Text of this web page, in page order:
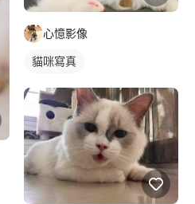
心憶影像
貓咪寫真